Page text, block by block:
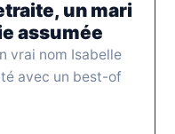
un mari
assumée
vrai nom Isabelle
avec un best-of